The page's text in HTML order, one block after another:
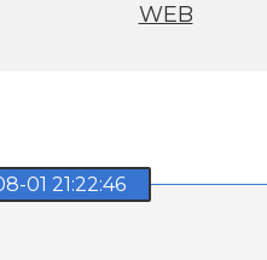
WEB
01 21:22:46